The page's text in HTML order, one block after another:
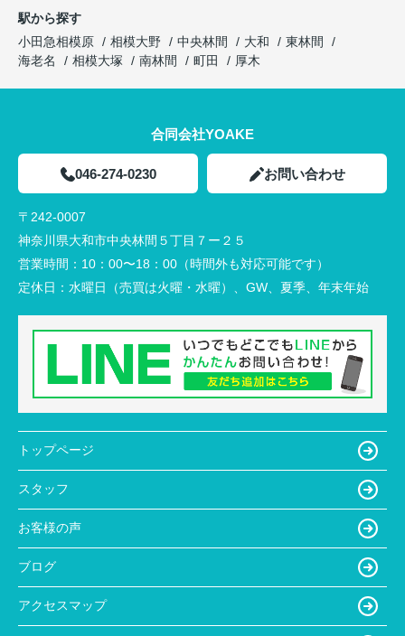
駅から探す
小田急相模原
相模大野 中央林間 大和
東林間
海老名
相模大塚 南林間 町田 厚木
合同会社YOAKE
046-274-0230 お問い合わせ
〒242-0007
神奈川県大和市中央林間５丁目７ー２５
営業時間： 10：00〜18：00（時間外も対応可能です）
定休日： 水曜日（売買は火曜・水曜）、GW、夏季、年末年始
トップページ
スタッフ
お客様の声
ブログ
アクセスマップ